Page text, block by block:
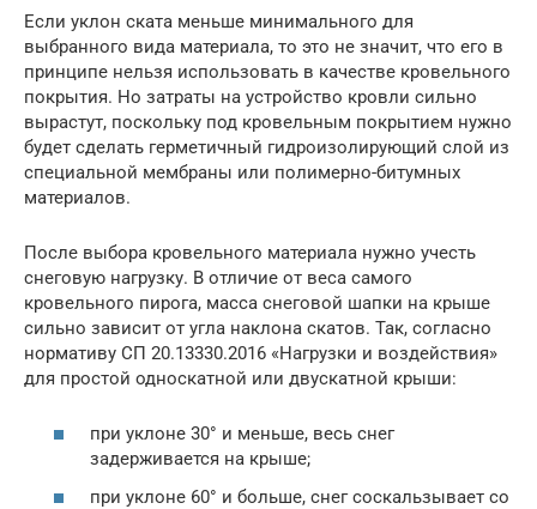
Если уклон ската меньше минимального для
выбранного вида материала, то это не значит, что его в
принципе нельзя использовать в качестве кровельного
покрытия. Но затраты на устройство кровли сильно
вырастут, поскольку под кровельным покрытием нужно
будет сделать герметичный гидроизолирующий слой из
специальной мембраны или полимерно-битумных
материалов.
После выбора кровельного материала нужно учесть
снеговую нагрузку. В отличие от веса самого
кровельного пирога, масса снеговой шапки на крыше
сильно зависит от угла наклона скатов. Так, согласно
нормативу СП 20.13330.2016 «Нагрузки и воздействия»
для простой односкатной или двускатной крыши:
при уклоне 30° и меньше, весь снег
задерживается на крыше;
при уклоне 60° и больше, снег соскальзывает со